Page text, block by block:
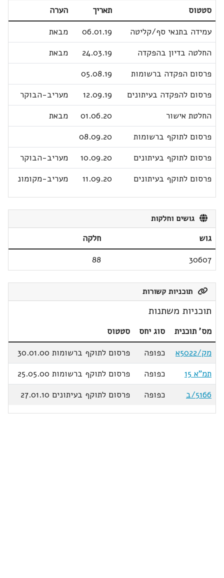
סטטוס תאריך
הערה
עמידה בתנאי סף/קליטה
06.01.19
מבאת
החלטה בדיון בהפקדה
24.03.19
מבאת
פרסום הפקדה ברשומות
05.08.19
פרסום להפקדה בעיתונים
12.09.19
מעריב-הבוקר
החלטת אישור
01.06.20
מבאת
פרסום לתוקף ברשומות
08.09.20
פרסום לתוקף בעיתונים
10.09.20
מעריב-הבוקר
פרסום לתוקף בעיתונים
11.09.20 מעריב-מקומונ
גושים וחלקות
גוש
חלקה
30607
88
תוכניות קשורות
תוכניות משתנות
מס' תוכנית סוג יחס
סטטוס
מק/5022א
כפופה
פרסום לתוקף ברשומות 30.01.00
תמ"א 15
כפופה
פרסום לתוקף ברשומות 25.05.00
5166/ב
כפופה פרסום לתוקף בעיתונים 27.01.10